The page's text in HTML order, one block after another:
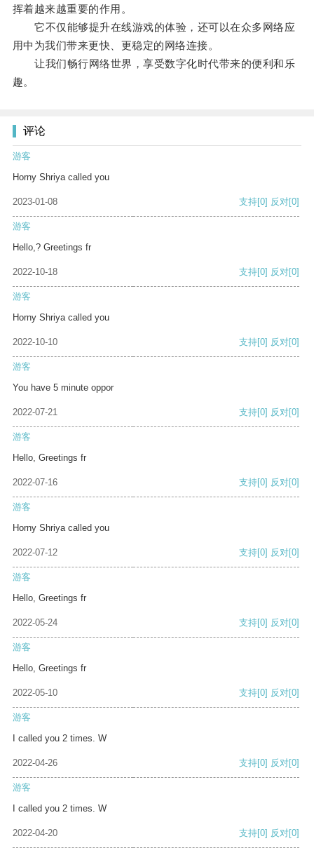
挥着越来越重要的作用。
它不仅能够提升在线游戏的体验，还可以在众多网络应
用中为我们带来更快、更稳定的网络连接。
让我们畅行网络世界，享受数字化时代带来的便利和乐
趣。
评论
游客
Horny Shriya called you
2023-01-08 支持[0] 反对[0]
游客
Hello,? Greetings fr
2022-10-18 支持[0] 反对[0]
游客
Horny Shriya called you
2022-10-10 支持[0] 反对[0]
游客
You have 5 minute oppor
2022-07-21 支持[0] 反对[0]
游客
Hello, Greetings fr
2022-07-16 支持[0] 反对[0]
游客
Horny Shriya called you
2022-07-12 支持[0] 反对[0]
游客
Hello, Greetings fr
2022-05-24 支持[0] 反对[0]
游客
Hello, Greetings fr
2022-05-10 支持[0] 反对[0]
游客
I called you 2 times. W
2022-04-26 支持[0] 反对[0]
游客
I called you 2 times. W
2022-04-20 支持[0] 反对[0]